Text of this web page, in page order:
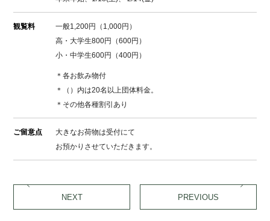
観覧料
一般1,200円（1,000円）
高・大学生800円（600円）
小・中学生600円（400円）
＊各お飲み物付
＊（）内は20名以上団体料金。
＊その他各種割引あり
ご留意点
大きなお荷物は受付にて
お預かりさせていただきます。
NEXT PREVIOUS